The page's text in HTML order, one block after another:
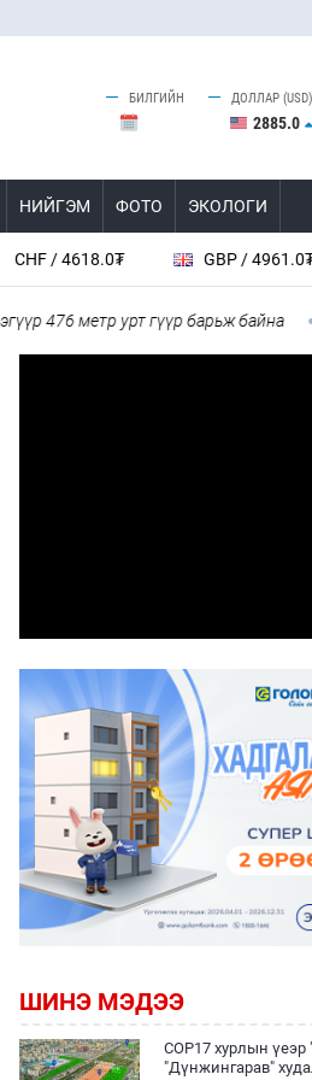
БИЛГИЙН ДОЛЛАР (USD)
2885.0
НИЙГЭМ ФОТО ЭКОЛОГИ
/ 4618.0₮ GBP / 4961.0₮
476 метр урт гүүр барьж байна
ШИНЭ МЭДЭЭ
COP17 хурлын үеэр
"Дүнжингарав"